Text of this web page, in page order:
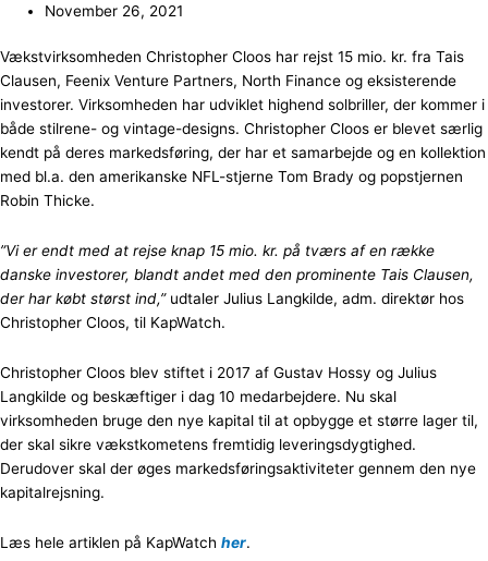
November 26, 2021
Vækstvirksomheden Christopher Cloos har rejst 15 mio. kr. fra Tais
Clausen, Feenix Venture Partners, North Finance og eksisterende
investorer. Virksomheden har udviklet highend solbriller, der kommer i
både stilrene- og vintage-designs. Christopher Cloos er blevet særlig
kendt på deres markedsføring, der har et samarbejde og en kollektion
med bl.a. den amerikanske NFL-stjerne Tom Brady og popstjernen
Robin Thicke.
”Vi er endt med at rejse knap 15 mio. kr. på tværs af en række
danske investorer, blandt andet med den prominente Tais Clausen,
der har købt størst ind,”udtaler Julius Langkilde, adm. direktør hos
Christopher Cloos, til KapWatch.
Christopher Cloos blev stiftet i 2017 af Gustav Hossy og Julius
Langkilde og beskæftiger i dag 10 medarbejdere. Nu skal
virksomheden bruge den nye kapital til at opbygge et større lager til,
der skal sikre vækstkometens fremtidig leveringsdygtighed.
Derudover skal der øges markedsføringsaktiviteter gennem den nye
kapitalrejsning.
Læs hele artiklen på KapWatch her.